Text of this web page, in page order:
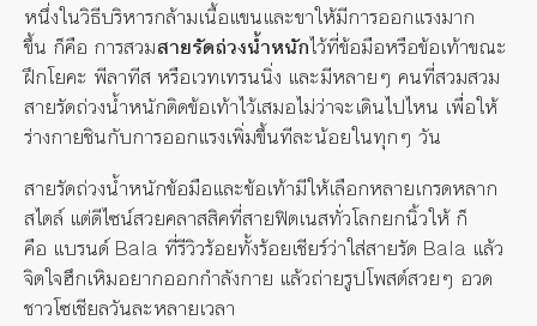
หนึ่งในวิธีบริหารกล้ามเนื้อแขนและขาให้มีการออกแรงมาก
ขึ้น ก็คือ การสวมสายรัดถ่วงน้ำหนักไว้ที่ข้อมือหรือข้อเท้าขณะ
ฝึกโยคะ พีลาทีส หรือเวทเทรนนิ่ง และมีหลายๆ คนที่สวมสวม
สายรัดถ่วงน้ำหนักติดข้อเท้าไว้เสมอไม่ว่าจะเดินไปไหน เพื่อให้
ร่างกายชินกับการออกแรงเพิ่มขึ้นทีละน้อยในทุกๆ วัน
สายรัดถ่วงน้ำหนักข้อมือและข้อเท้ามีให้เลือกหลายเกรดหลาก
สไตล์ แต่ดีไซน์สวยคลาสสิคที่สายฟิตเนสทั่วโลกยกนิ้วให้ ก็
คือ แบรนด์Bala ที่รีวิวร้อยทั้งร้อยเชียร์ว่าใส่สายรัด Bala แล้ว
จิตใจฮึกเหิมอยากออกกำลังกาย แล้วถ่ายรูปโพสต์สวยๆ อวด
ชาวโซเชียลวันละหลายเวลา